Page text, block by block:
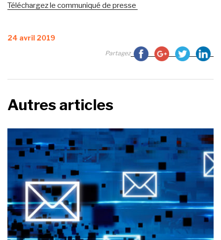
Téléchargez le communiqué de presse
Publié
24 avril 2019
Partagez
Autres articles